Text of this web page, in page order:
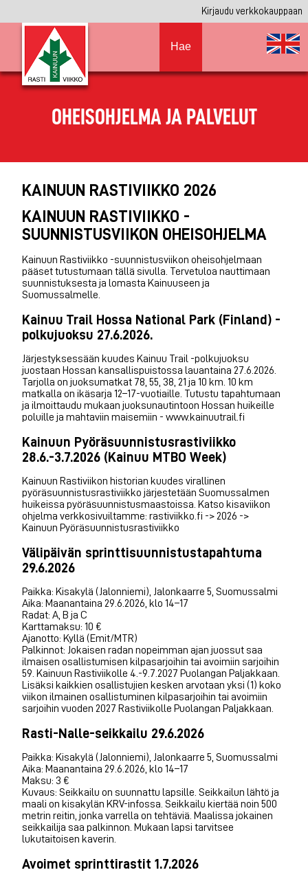
Kirjaudu verkkokauppaan
Hae
OHEISOHJELMA JA PALVELUT
KAINUUN RASTIVIIKKO 2026
KAINUUN RASTIVIIKKO -
SUUNNISTUSVIIKON OHEISOHJELMA
Kainuun Rastiviikko -suunnistusviikon oheisohjelmaan
pääset tutustumaan tällä sivulla. Tervetuloa nauttimaan
suunnistuksesta ja lomasta Kainuuseen ja
Suomussalmelle.
Kainuu Trail Hossa National Park (Finland) -
polkujuoksu 27.6.2026.
Järjestyksessään kuudes Kainuu Trail -polkujuoksu
juostaan Hossan kansallispuistossa lauantaina 27.6.2026.
Tarjolla on juoksumatkat 78, 55, 38, 21 ja 10 km. 10 km
matkalla on ikäsarja 12–17-vuotiaille. Tutustu tapahtumaan
ja ilmoittaudu mukaan juoksunautintoon Hossan huikeille
poluille ja mahtaviin maisemiin - www.kainuutrail.fi
Kainuun Pyöräsuunnistusrastiviikko
28.6.-3.7.2026 (Kainuu MTBO Week)
Kainuun Rastiviikon historian kuudes virallinen
pyöräsuunnistusrastiviikko järjestetään Suomussalmen
huikeissa pyöräsuunnistusmaastoissa. Katso kisaviikon
ohjelma verkkosivuiltamme: rastiviikko.fi -> 2026 ->
Kainuun Pyöräsuunnistusrastiviikko
Välipäivän sprinttisuunnistustapahtuma
29.6.2026
Paikka: Kisakylä (Jalonniemi), Jalonkaarre 5, Suomussalmi
Aika: Maanantaina 29.6.2026, klo 14–17
Radat: A, B ja C
Karttamaksu: 10 €
Ajanotto: Kyllä (Emit/MTR)
Palkinnot: Jokaisen radan nopeimman ajan juossut saa
ilmaisen osallistumisen kilpasarjoihin tai avoimiin sarjoihin
59. Kainuun Rastiviikolle 4.-9.7.2027 Puolangan Paljakkaan.
Lisäksi kaikkien osallistujien kesken arvotaan yksi (1) koko
viikon ilmainen osallistuminen kilpasarjoihin tai avoimiin
sarjoihin vuoden 2027 Rastiviikolle Puolangan Paljakkaan.
Rasti-Nalle-seikkailu 29.6.2026
Paikka: Kisakylä (Jalonniemi), Jalonkaarre 5, Suomussalmi
Aika: Maanantaina 29.6.2026, klo 14–17
Maksu: 3 €
Kuvaus: Seikkailu on suunnattu lapsille. Seikkailun lähtö ja
maali on kisakylän KRV-infossa. Seikkailu kiertää noin 500
metrin reitin, jonka varrella on tehtäviä. Maalissa jokainen
seikkailija saa palkinnon. Mukaan lapsi tarvitsee
lukutaitoisen kaverin.
Avoimet sprinttirastit 1.7.2026